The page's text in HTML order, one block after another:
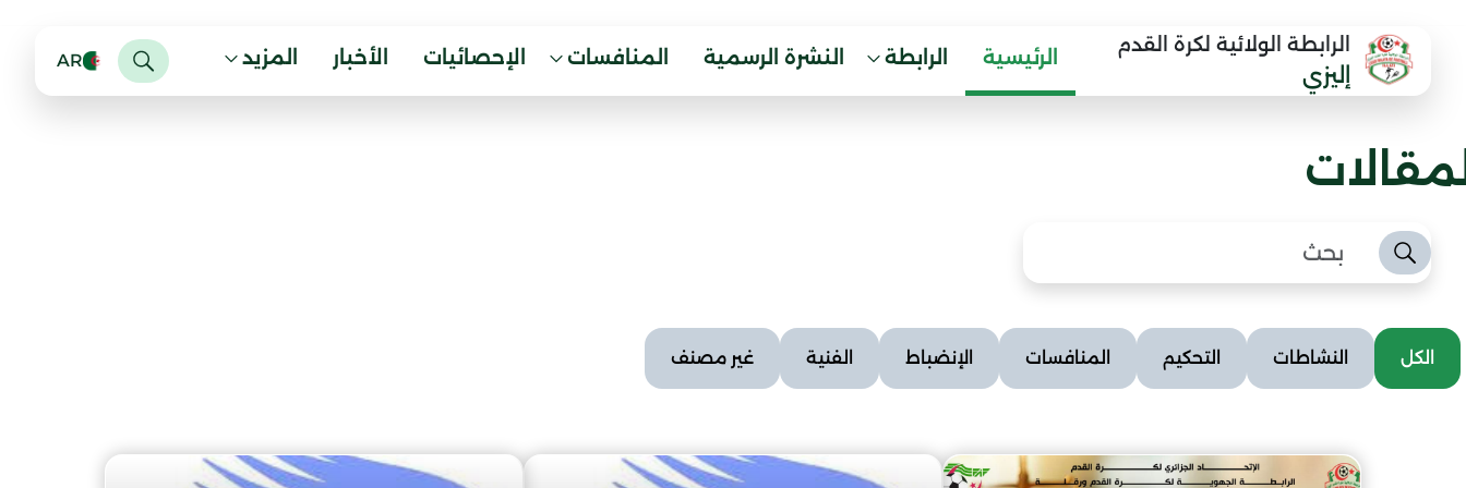
الرابطة الولائية لكرة القدم
إليزي
الرئيسية الرابطة النشرة الرسمية المنافسات الإحصائيات الأخبار المزيد AR
الكل النشاطات التحكيم المنافسات الإنضباط الفنية غير مصنف